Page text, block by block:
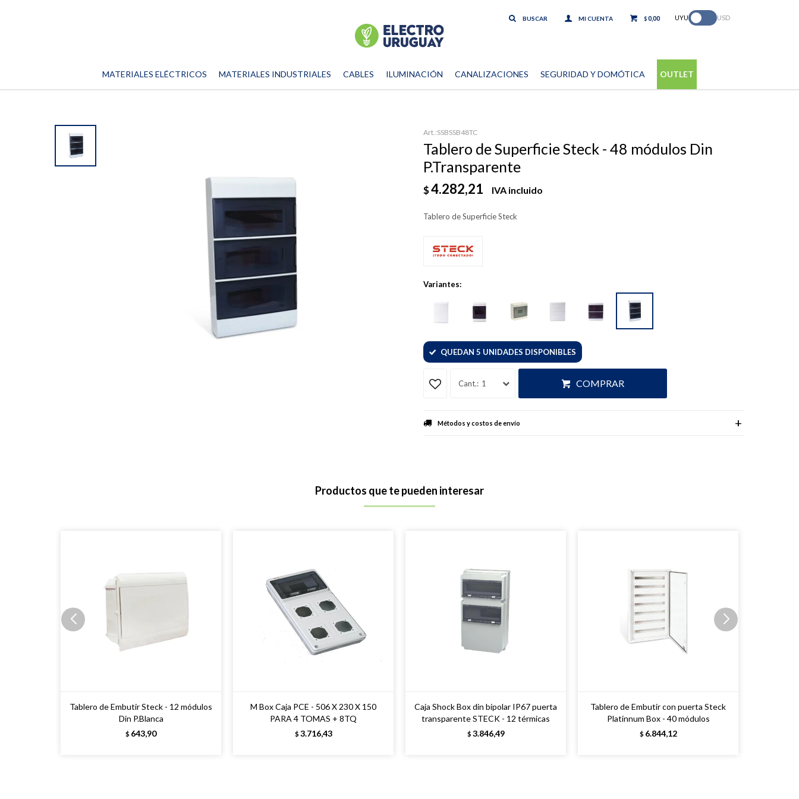
MATERIALES ELÉCTRICOS MATERIALES INDUSTRIALES CABLES ILUMINACIÓN CANALIZACIONES SEGURIDAD Y DOMÓTICA OUTLET
$0,00 UYU USD
SSBSSB48TC
Tablero de Superficie Steck - 48 módulos Din
P.Transparente
$4.282,21 IVA incluido
Tablero de Superficie Steck
Variantes:
QUEDAN 5 UNIDADES DISPONIBLES
1 COMPRAR
Métodos y costos de envío
Productos que te pueden interesar
Tablero de Embutir Steck - 12 módulos
Din P.Blanca
$ 643,90
M Box Caja PCE - 506 X 230 X 150
PARA 4 TOMAS + 8TQ
$ 3.716,43
Caja Shock Box din bipolar IP67 puerta
transparente STECK - 12 térmicas
$ 3.846,49
Tablero de Embutir con puerta Steck
Platinnum Box - 40 módulos
$ 6.844,12